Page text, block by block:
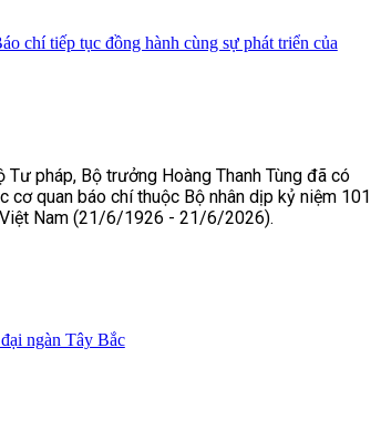
chí tiếp tục đồng hành cùng sự phát triển của
pháp, Bộ trưởng Hoàng Thanh Tùng đã có
cơ quan báo chí thuộc Bộ nhân dịp kỷ niệm 101
Nam (21/6/1926 - 21/6/2026).
ngàn Tây Bắc